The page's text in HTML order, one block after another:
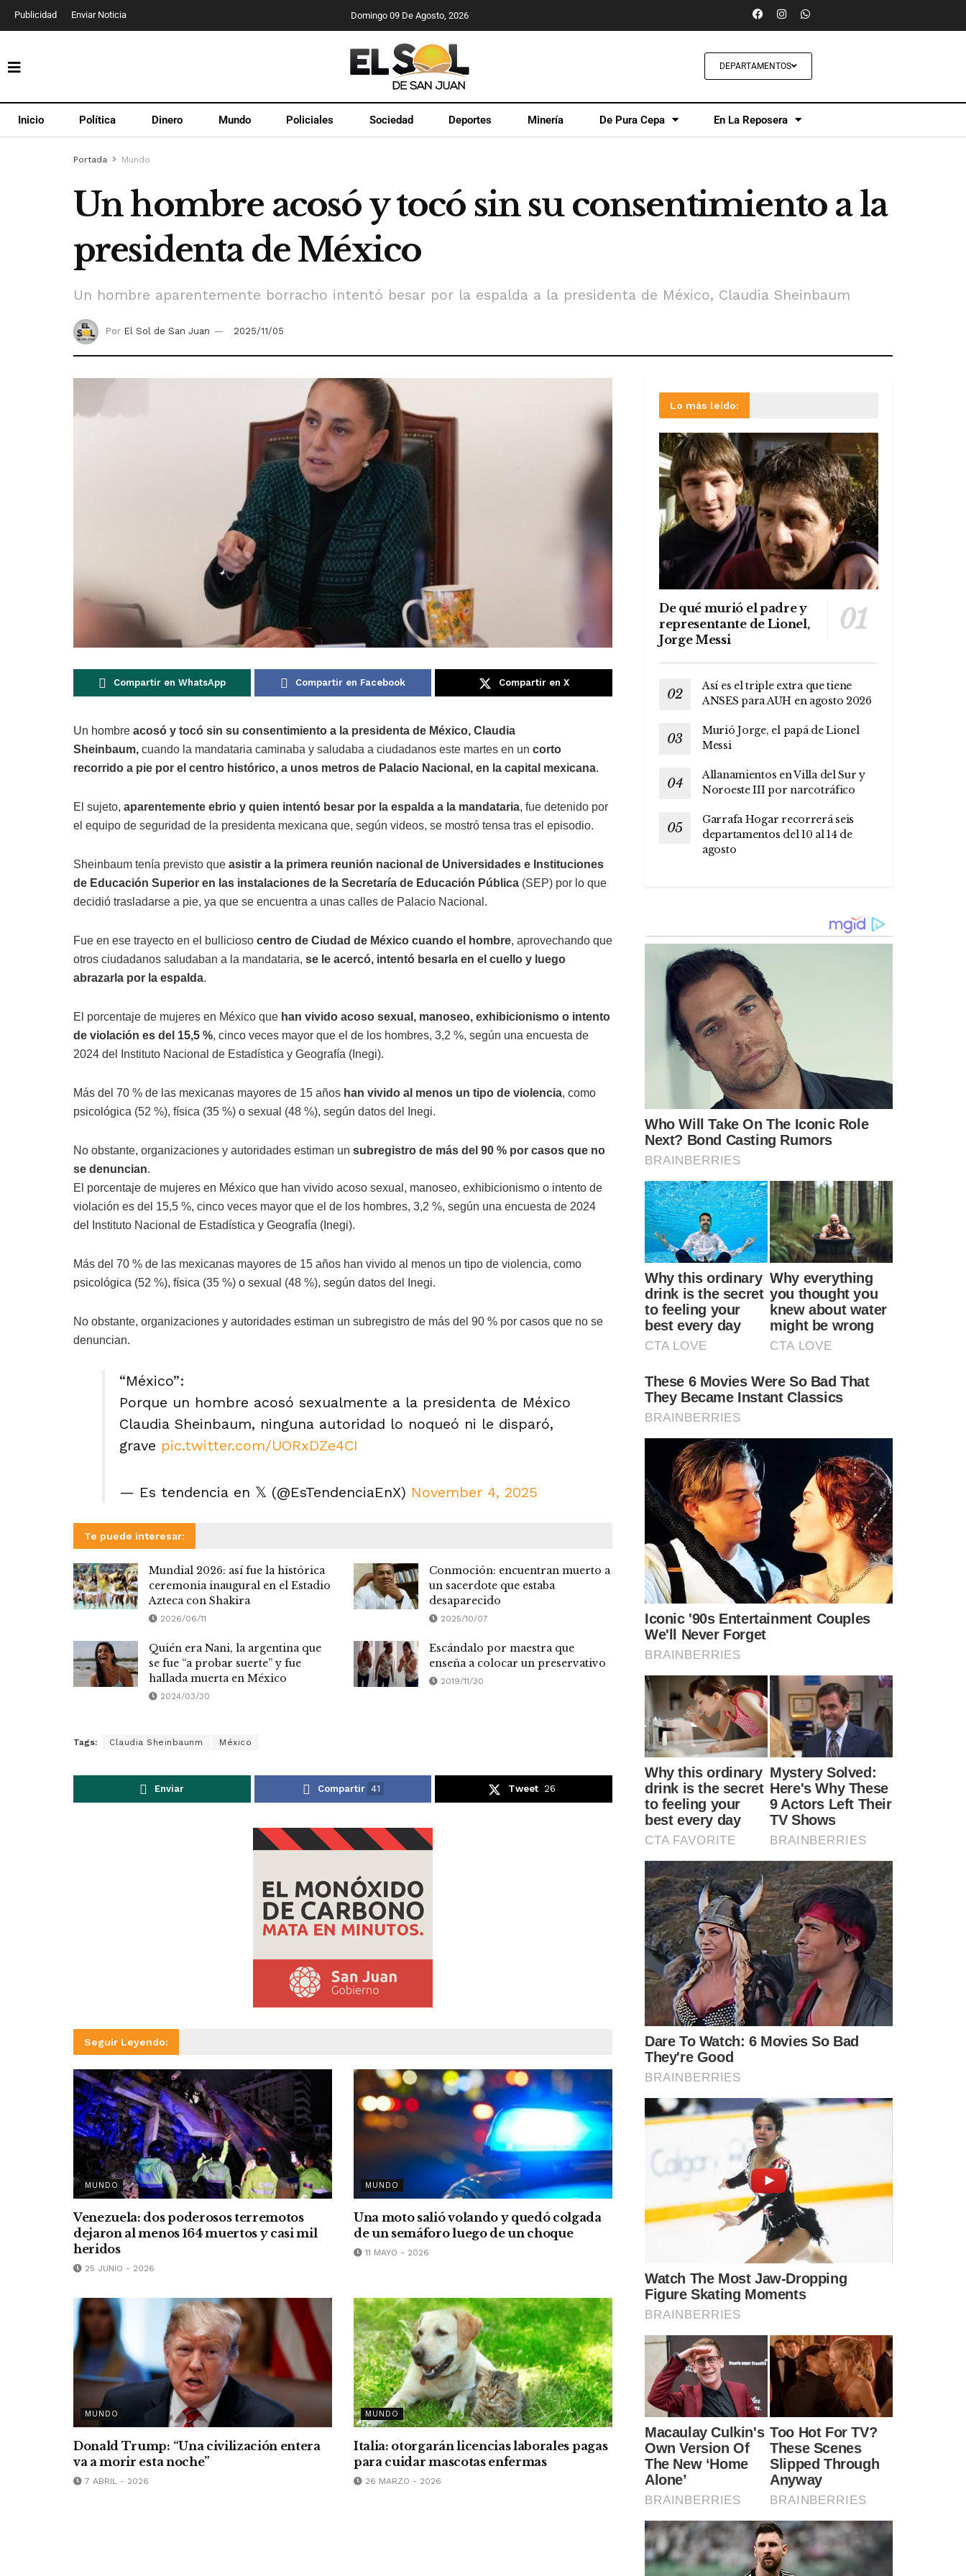
Publicidad Enviar Noticia Domingo 09 De Agosto, 2026
DEPARTAMENTOS
Inicio Política Dinero Mundo Policiales Sociedad Deportes Minería De Pura Cepa En La Reposera
Portada Mundo
Un hombre acosó y tocó sin su consentimiento a la
presidenta de México
Un hombre aparentemente borracho intentó besar por la espalda a la presidenta de México, Claudia Sheinbaum
Por El Sol de San Juan 2025/11/05
Compartir en WhatsApp Compartir en Facebook Compartir en X
Un hombre acosó y tocó sin su consentimiento a la presidenta de México, Claudia
Sheinbaum, cuando la mandataria caminaba y saludaba a ciudadanos este martes en un corto
recorrido a pie por el centro histórico, a unos metros de Palacio Nacional, en la capital mexicana.
El sujeto, aparentemente ebrio y quien intentó besar por la espalda a la mandataria, fue detenido por
el equipo de seguridad de la presidenta mexicana que, según videos, se mostró tensa tras el episodio.
Sheinbaum tenía previsto que asistir a la primera reunión nacional de Universidades e Instituciones
de Educación Superior en las instalaciones de la Secretaría de Educación Pública (SEP) por lo que
decidió trasladarse a pie, ya que se encuentra a unas calles de Palacio Nacional.
Fue en ese trayecto en el bullicioso centro de Ciudad de México cuando el hombre, aprovechando que
otros ciudadanos saludaban a la mandataria, se le acercó, intentó besarla en el cuello y luego
abrazarla por la espalda.
El porcentaje de mujeres en México que han vivido acoso sexual, manoseo, exhibicionismo o intento
de violación es del 15,5 %, cinco veces mayor que el de los hombres, 3,2 %, según una encuesta de
2024 del Instituto Nacional de Estadística y Geografía (Inegi).
Más del 70 % de las mexicanas mayores de 15 años han vivido al menos un tipo de violencia, como
psicológica (52 %), física (35 %) o sexual (48 %), según datos del Inegi.
No obstante, organizaciones y autoridades estiman un subregistro de más del 90 % por casos que no
se denuncian.
El porcentaje de mujeres en México que han vivido acoso sexual, manoseo, exhibicionismo o intento de
violación es del 15,5 %, cinco veces mayor que el de los hombres, 3,2 %, según una encuesta de 2024
del Instituto Nacional de Estadística y Geografía (Inegi).
Más del 70 % de las mexicanas mayores de 15 años han vivido al menos un tipo de violencia, como
psicológica (52 %), física (35 %) o sexual (48 %), según datos del Inegi.
No obstante, organizaciones y autoridades estiman un subregistro de más del 90 % por casos que no se
denuncian.
“México”:
Porque un hombre acosó sexualmente a la presidenta de México
Claudia Sheinbaum, ninguna autoridad lo noqueó ni le disparó,
grave pic.twitter.com/UORxDZe4CI
— Es tendencia en 𝕏 (@EsTendenciaEnX) November 4, 2025
Te puede interesar:
Mundial 2026: así fue la histórica
ceremonia inaugural en el Estadio
Azteca con Shakira
2026/06/11
Conmoción: encuentran muerto a
un sacerdote que estaba
desaparecido
2025/10/07
Quién era Nani, la argentina que
se fue “a probar suerte” y fue
hallada muerta en México
2024/03/30
Escándalo por maestra que
enseña a colocar un preservativo
2019/11/30
Tags: Claudia Sheinbaunm México
Enviar Compartir 41 Tweet 26
Seguir Leyendo:
MUNDO
Venezuela: dos poderosos terremotos
dejaron al menos 164 muertos y casi mil
heridos
25 JUNIO - 2026
MUNDO
Una moto salió volando y quedó colgada
de un semáforo luego de un choque
11 MAYO - 2026
MUNDO
Donald Trump: “Una civilización entera
va a morir esta noche”
7 ABRIL - 2026
MUNDO
Italia: otorgarán licencias laborales pagas
para cuidar mascotas enfermas
26 MARZO - 2026
Lo más leído:
De qué murió el padre y
representante de Lionel,
Jorge Messi
Así es el triple extra que tiene
ANSES para AUH en agosto 2026
Murió Jorge, el papá de Lionel
Messi
Allanamientos en Villa del Sur y
Noroeste III por narcotráfico
Garrafa Hogar recorrerá seis
departamentos del 10 al 14 de
agosto